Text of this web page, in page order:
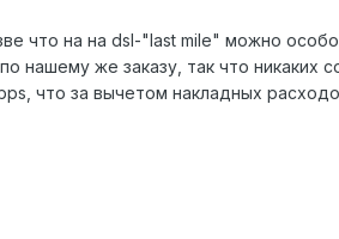
что на на dsl-"last mile" можно
нашему же заказу, так что никаких
что за вычетом накладных